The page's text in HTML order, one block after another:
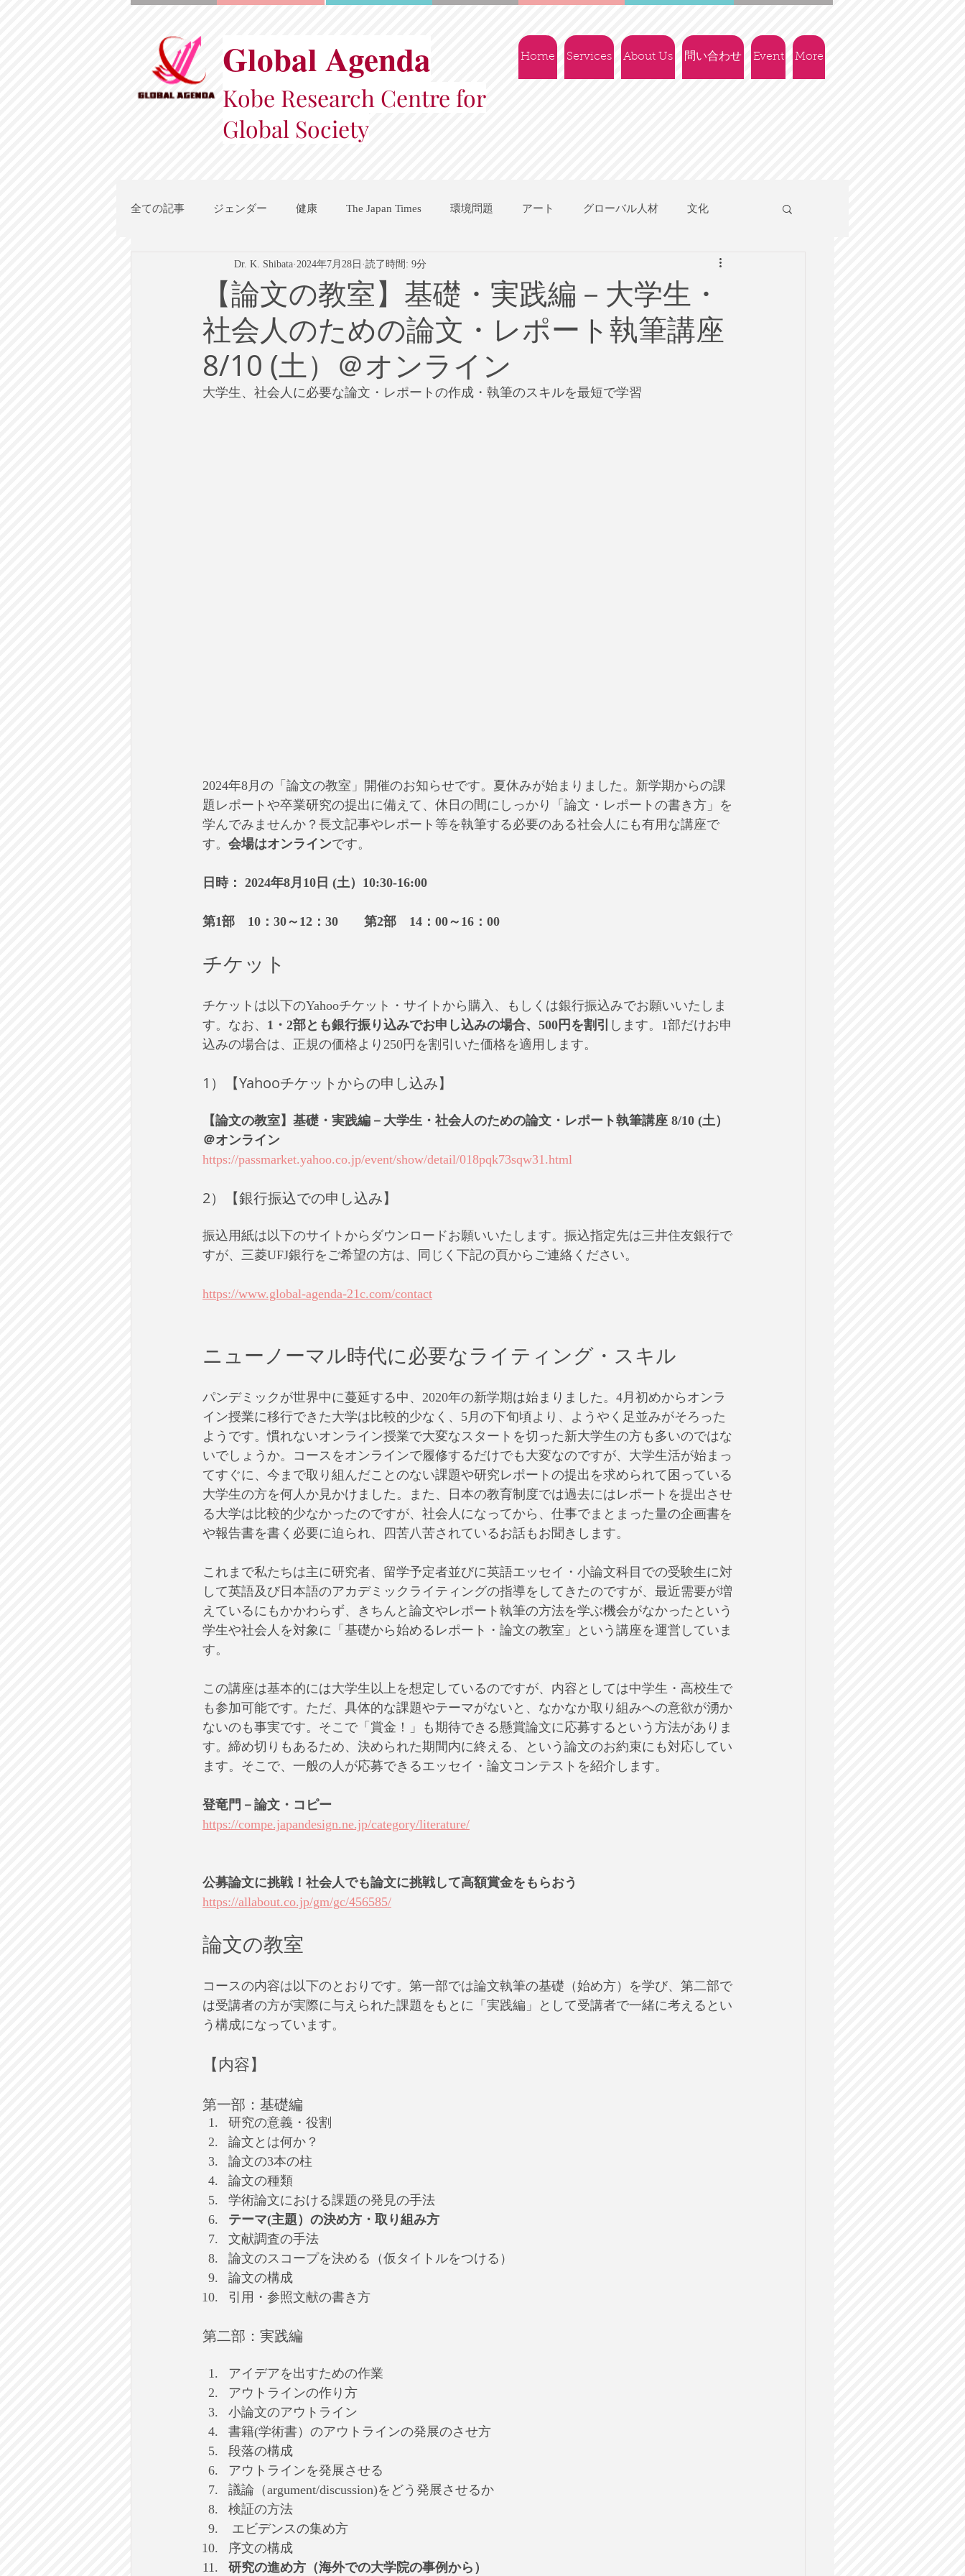
Global Agenda
Kobe Research Centre for
Global Society
Home Services About Us 問い合わせ Event More
全ての記事 ジェンダー 健康 The Japan Times 環境問題 アート グローバル人材 文化
地域都市政策 国際機関 地域振興 社会政策
テクノロジー 政治 ビジネス リスク ブランド 新型コロナウイルス
英語で学ぶ大人の社会科 ライティング Global News ソーシャル・メディア
【論文の教室】基礎・実践編－大学生・
社会人のための論文・レポート執筆講座
8/10 (土）＠オンライン
Dr. K. Shibata 2024年7月28日 読了時間: 9分
大学生、社会人に必要な論文・レポートの作成・執筆のスキルを最短で学習
2024年8月の「論文の教室」開催のお知らせです。夏休みが始まりました。新学期からの課
題レポートや卒業研究の提出に備えて、休日の間にしっかり「論文・レポートの書き方」を
学んでみませんか？長文記事やレポート等を執筆する必要のある社会人にも有用な講座で
す。 会場はオンラインです。
日時： 2024年8月10日 (土）10:30-16:00
第1部　10：30～12：30　　第2部　14：00～16：00
チケット
チケットは以下のYahooチケット・サイトから購入、もしくは銀行振込みでお願いいたしま
す。なお、 1・2部とも銀行振り込みでお申し込みの場合、500円を割引 します。1部だけお申
込みの場合は、正規の価格より250円を割引いた価格を適用します。
1）【Yahooチケットからの申し込み】
【論文の教室】基礎・実践編－大学生・社会人のための論文・レポート執筆講座 8/10 (土）
＠オンライン
https://passmarket.yahoo.co.jp/event/show/detail/018pqk73sqw31.html
2）【銀行振込での申し込み】
振込用紙は以下のサイトからダウンロードお願いいたします。振込指定先は三井住友銀行で
すが、三菱UFJ銀行をご希望の方は、同じく下記の頁からご連絡ください。
https://www.global-agenda-21c.com/contact
ニューノーマル時代に必要なライティング・スキル
パンデミックが世界中に蔓延する中、2020年の新学期は始まりました。4月初めからオンラ
イン授業に移行できた大学は比較的少なく、5月の下旬頃より、ようやく足並みがそろった
ようです。慣れないオンライン授業で大変なスタートを切った新大学生の方も多いのではな
いでしょうか。コースをオンラインで履修するだけでも大変なのですが、大学生活が始まっ
てすぐに、今まで取り組んだことのない課題や研究レポートの提出を求められて困っている
大学生の方を何人か見かけました。また、日本の教育制度では過去にはレポートを提出させ
る大学は比較的少なかったのですが、社会人になってから、仕事でまとまった量の企画書を
や報告書を書く必要に迫られ、四苦八苦されているお話もお聞きします。
これまで私たちは主に研究者、留学予定者並びに英語エッセイ・小論文科目での受験生に対
して英語及び日本語のアカデミックライティングの指導をしてきたのですが、最近需要が増
えているにもかかわらず、きちんと論文やレポート執筆の方法を学ぶ機会がなかったという
学生や社会人を対象に「基礎から始めるレポート・論文の教室」という講座を運営していま
す。
この講座は基本的には大学生以上を想定しているのですが、内容としては中学生・高校生で
も参加可能です。ただ、具体的な課題やテーマがないと、なかなか取り組みへの意欲が湧か
ないのも事実です。そこで「賞金！」も期待できる懸賞論文に応募するという方法がありま
す。締め切りもあるため、決められた期間内に終える、という論文のお約束にも対応してい
ます。そこで、一般の人が応募できるエッセイ・論文コンテストを紹介します。
登竜門－論文・コピー
https://compe.japandesign.ne.jp/category/literature/
公募論文に挑戦！社会人でも論文に挑戦して高額賞金をもらおう
https://allabout.co.jp/gm/gc/456585/
論文の教室
コースの内容は以下のとおりです。第一部では論文執筆の基礎（始め方）を学び、第二部で
は受講者の方が実際に与えられた課題をもとに「実践編」として受講者で一緒に考えるとい
う構成になっています。
【内容】
第一部：基礎編
研究の意義・役割
論文とは何か？
論文の3本の柱
論文の種類
学術論文における課題の発見の手法
テーマ(主題）の決め方・取り組み方
文献調査の手法
論文のスコープを決める（仮タイトルをつける）
論文の構成
引用・参照文献の書き方
第二部：実践編
アイデアを出すための作業
アウトラインの作り方
小論文のアウトライン
書籍(学術書）のアウトラインの発展のさせ方
段落の構成
アウトラインを発展させる
議論（argument/discussion)をどう発展させるか
検証の方法
エビデンスの集め方
序文の構成
研究の進め方（海外での大学院の事例から）